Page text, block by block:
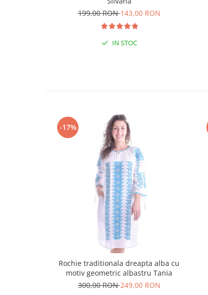
199,00 RON143,00 RON
IN STOC
-17%
Rochie traditionala dreapta alba cu
motiv geometric albastru Tania
300,00 RON249,00 RON